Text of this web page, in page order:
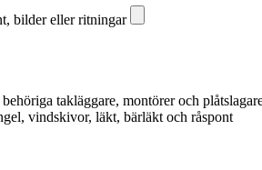
bilder eller ritningar
takläggare, montörer och
vindskivor, läkt, bärläkt och råspont